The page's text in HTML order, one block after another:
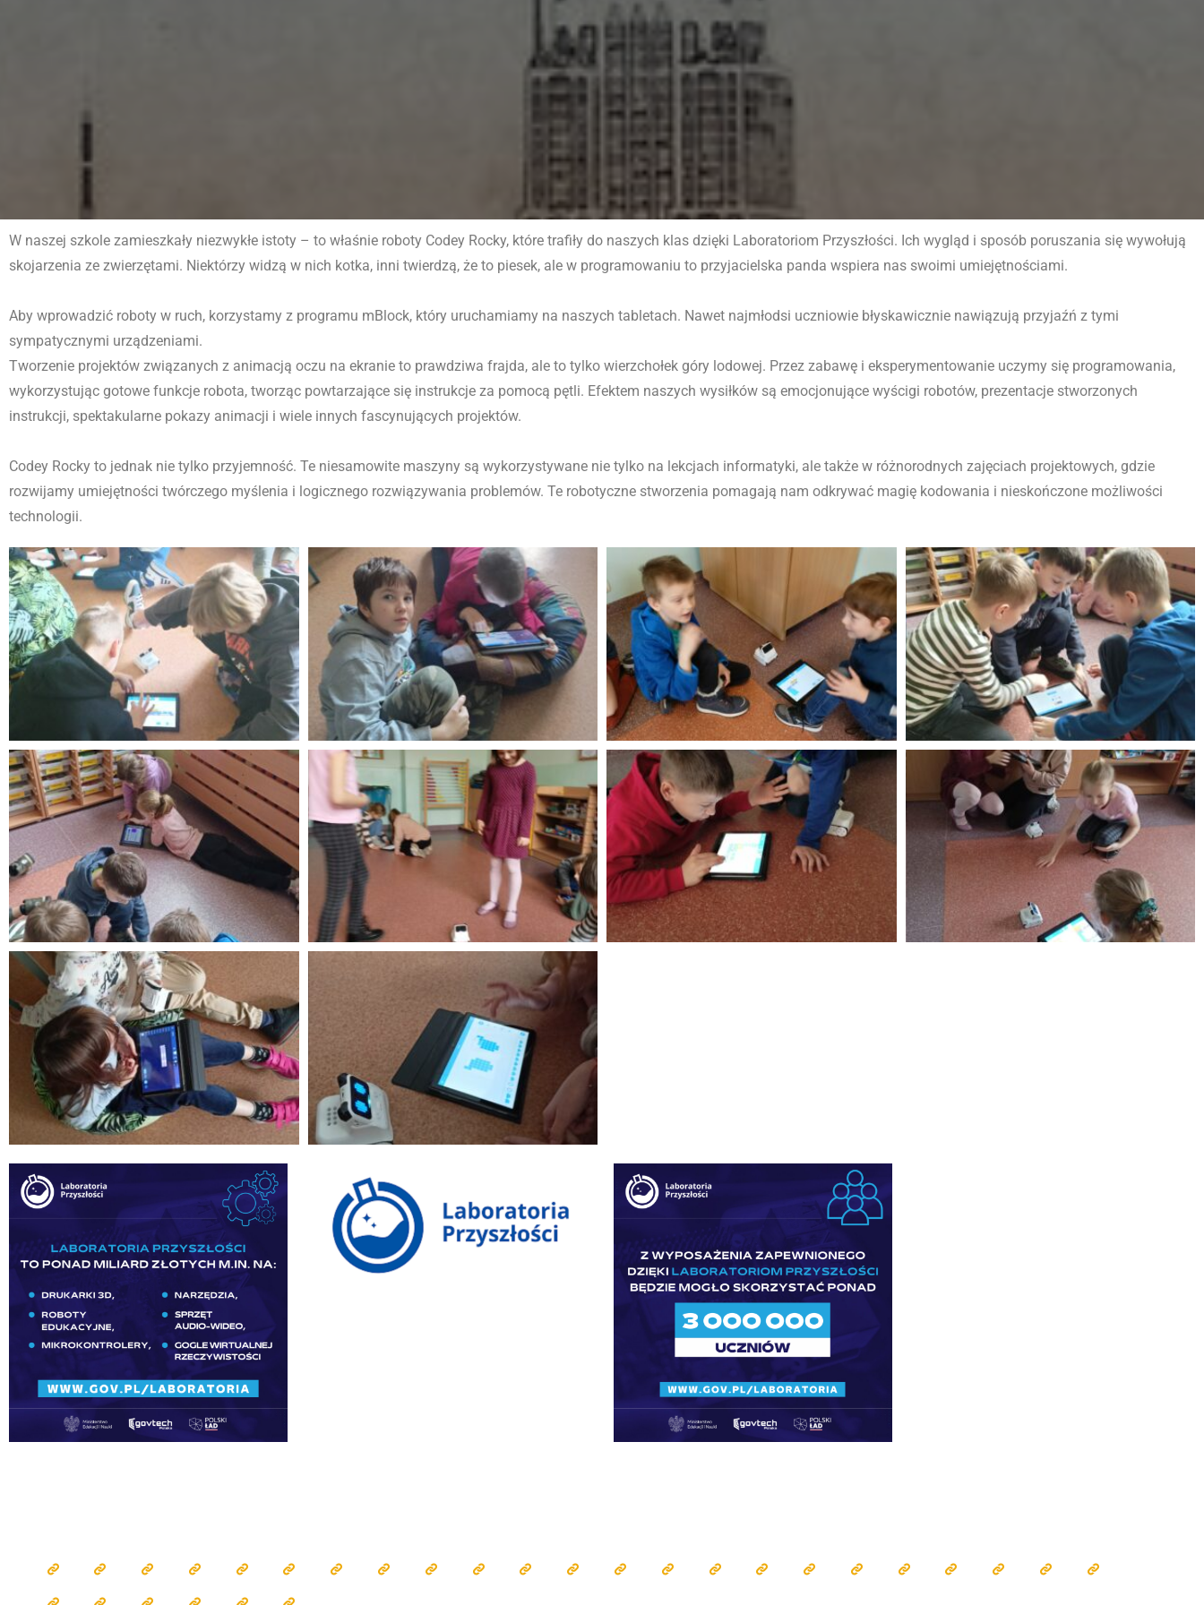
W naszej szkole zamieszkały niezwykłe istoty – to właśnie roboty Codey Rocky, które trafiły do naszych klas dzięki Laboratoriom Przyszłości. Ich wygląd i sposób poruszania się wywołują
skojarzenia ze zwierzętami. Niektórzy widzą w nich kotka, inni twierdzą, że to piesek, ale w programowaniu to przyjacielska panda wspiera nas swoimi umiejętnościami.
Aby wprowadzić roboty w ruch, korzystamy z programu mBlock, który uruchamiamy na naszych tabletach. Nawet najmłodsi uczniowie błyskawicznie nawiązują przyjaźń z tymi
sympatycznymi urządzeniami.
Tworzenie projektów związanych z animacją oczu na ekranie to prawdziwa frajda, ale to tylko wierzchołek góry lodowej. Przez zabawę i eksperymentowanie uczymy się programowania,
wykorzystując gotowe funkcje robota, tworząc powtarzające się instrukcje za pomocą pętli. Efektem naszych wysiłków są emocjonujące wyścigi robotów, prezentacje stworzonych
instrukcji, spektakularne pokazy animacji i wiele innych fascynujących projektów.
Codey Rocky to jednak nie tylko przyjemność. Te niesamowite maszyny są wykorzystywane nie tylko na lekcjach informatyki, ale także w różnorodnych zajęciach projektowych, gdzie
rozwijamy umiejętności twórczego myślenia i logicznego rozwiązywania problemów. Te robotyczne stworzenia pomagają nam odkrywać magię kodowania i nieskończone możliwości
technologii.